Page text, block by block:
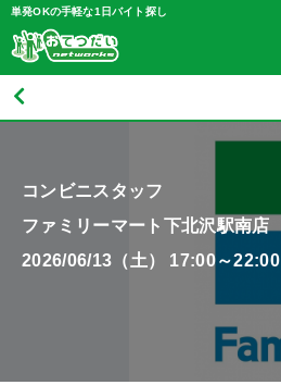
単発OKの手軽な1日バイト探し
コンビニスタッフ
ファミリーマート下北沢駅南店
2026/06/13（土） 17:00～22:00